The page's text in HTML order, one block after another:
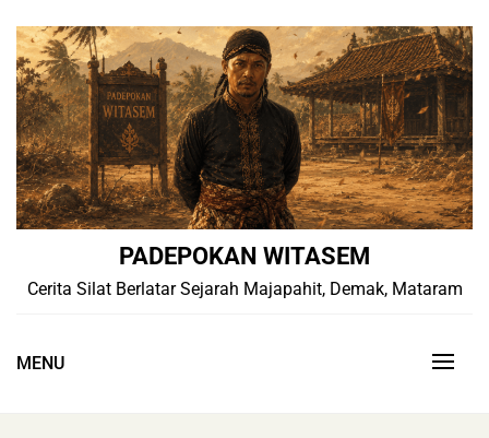
content
PADEPOKAN WITASEM
Cerita Silat Berlatar Sejarah Majapahit, Demak, Mataram
MENU